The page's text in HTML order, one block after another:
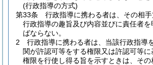
(行政指導の方式)
第33条
行政指導に携わる者は、その相
行政指導の趣旨及び内容並びに責任者
ばならない。
2
行政指導に携わる者は、当該行政指導
関が許認可等をする権限又は許認可等
権限を行使し得る旨を示すときは、その